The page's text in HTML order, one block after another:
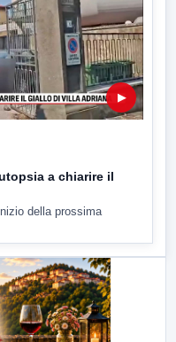
▶
a chiarire il
della prossima